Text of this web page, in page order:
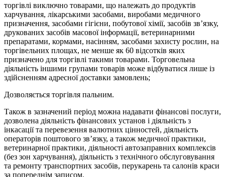
торгівлі виключно товарами, що належать до продуктів
харчування, лікарськими засобами, виробами медичного
призначення, засобами гігієни, побутової хімії, засобів зв’язку,
друкованих засобів масової інформації, ветеринарними
препаратами, кормами, насінням, засобами захисту рослин, на
торгівельних площах, не менше як 60 відсотків яких
призначено для торгівлі такими товарами. Торговельна
діяльність іншими групами товарів може відбуватися лише із
здійсненням адресної доставки замовлень;
Дозволяється торгівля пальним.
Також в зазначений період можна надавати фінансові послуги,
дозволена діяльність фінансових установ і діяльність з
інкасації та перевезення валютних цінностей, діяльність
операторів поштового зв’язку, а також медичної практики,
ветеринарної практики, діяльності автозаправних комплексів
(без зон харчування), діяльність з технічного обслуговування
та ремонту транспортних засобів, перукарень та салонів краси
за попереднім записом.